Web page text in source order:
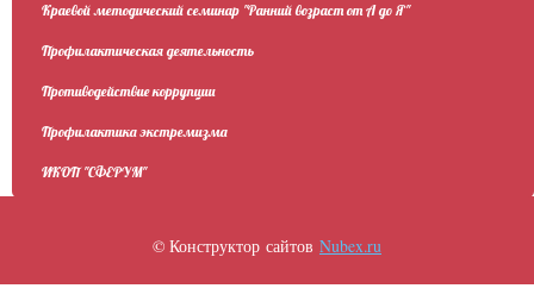
Краевой методический семинар "Ранний возраст от А до Я"
Профилактическая деятельность
Противодействие коррупции
Профилактика экстремизма
ИКОП "СФЕРУМ"
© Конструктор сайтов Nubex.ru